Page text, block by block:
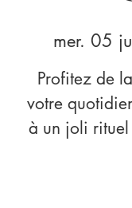
mer. 05
Profitez de
votre
à un joli rituel